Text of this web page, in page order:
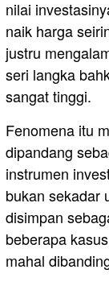
nilai
naik harga
justru
seri langka
sangat tinggi.
Fenomena itu
dipandang
instrumen
bukan sekadar
disimpan
beberapa
mahal